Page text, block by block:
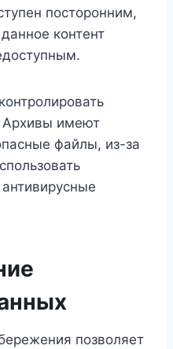
посторонним,
контент
имеют
файлы, из-за
позволяет